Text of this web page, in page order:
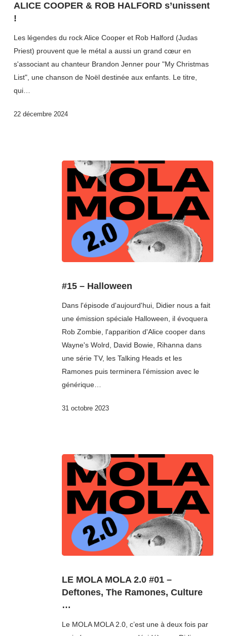
ALICE COOPER & ROB HALFORD s’unissent
!
Les légendes du rock Alice Cooper et Rob Halford (Judas
Priest) prouvent que le métal a aussi un grand cœur en
s'associant au chanteur Brandon Jenner pour "My Christmas
List", une chanson de Noël destinée aux enfants. Le titre,
qui…
22 décembre 2024
#15 – Halloween
Dans l'épisode d'aujourd'hui, Didier nous a fait
une émission spéciale Halloween, il évoquera
Rob Zombie, l'apparition d'Alice cooper dans
Wayne's Wolrd, David Bowie, Rihanna dans
une série TV, les Talking Heads et les
Ramones puis terminera l'émission avec le
générique…
31 octobre 2023
LE MOLA MOLA 2.0 #01 –
Deftones, The Ramones, Culture
…
Le MOLA MOLA 2.0, c’est une à deux fois par